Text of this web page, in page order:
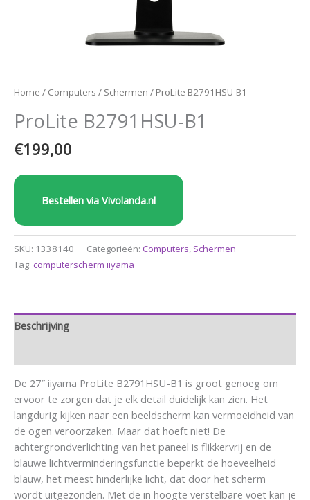
Home / Computers / Schermen / ProLite B2791HSU-B1
ProLite B2791HSU-B1
€199,00
Bestellen via Vivolanda.nl
SKU: 1338140 Categorieën: Computers, Schermen
Tag: computerscherm iiyama
Beschrijving
De 27″ iiyama ProLite B2791HSU-B1 is groot genoeg om
ervoor te zorgen dat je elk detail duidelijk kan zien. Het
langdurig kijken naar een beeldscherm kan vermoeidheid van
de ogen veroorzaken. Maar dat hoeft niet! De
achtergrondverlichting van het paneel is flikkervrij en de
blauwe lichtverminderingsfunctie beperkt de hoeveelheid
blauw, het meest hinderlijke licht, dat door het scherm
wordt uitgezonden. Met de in hoogte verstelbare voet kan je